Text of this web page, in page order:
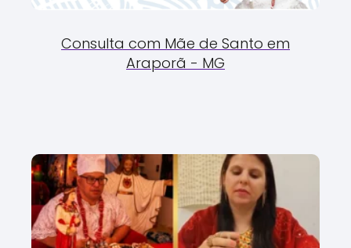
Consulta com Mãe de Santo em
Araporã - MG